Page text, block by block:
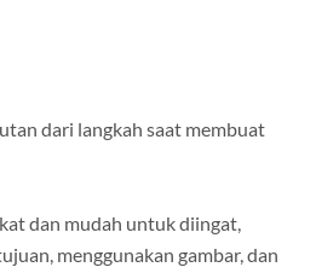
dari langkah saat membuat
dan mudah untuk diingat,
menggunakan gambar, dan